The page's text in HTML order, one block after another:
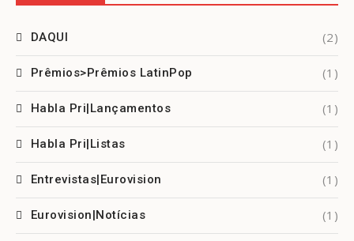
DAQUI (2)
Prêmios>Prêmios LatinPop (1)
Habla Pri|Lançamentos (1)
Habla Pri|Listas (1)
Entrevistas|Eurovision (1)
Eurovision|Notícias (1)